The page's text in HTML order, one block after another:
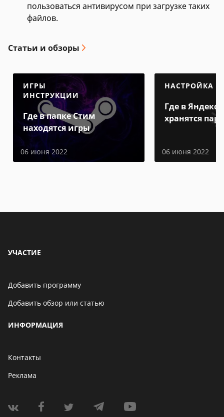
пользоваться антивирусом при загрузке таких
файлов.
Статьи и обзоры
ИГРЫ
ИНСТРУКЦИИ
Где в папке Стим
находятся игры
06 июня 2022
НАСТРОЙКА
Где в Яндекс
хранятся
06 июня 2022
УЧАСТИЕ
Добавить программу
Добавить обзор или статью
ИНФОРМАЦИЯ
Контакты
Реклама